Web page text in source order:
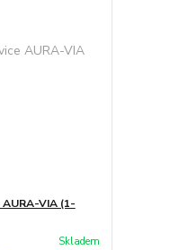
VIA (1-
Skladem